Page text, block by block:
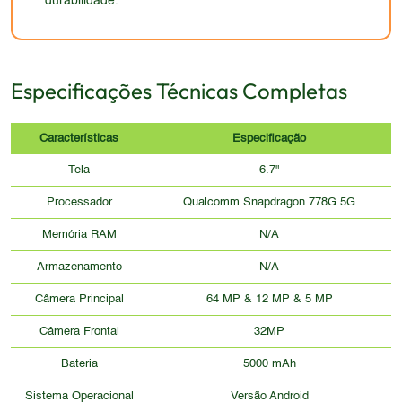
Especificações Técnicas Completas
Características Especificação
Tela 6.7"
Processador Qualcomm Snapdragon 778G 5G
Memória RAM N/A
Armazenamento N/A
Câmera Principal 64 MP & 12 MP & 5 MP
Câmera Frontal 32MP
Bateria 5000 mAh
Sistema Operacional Versão Android